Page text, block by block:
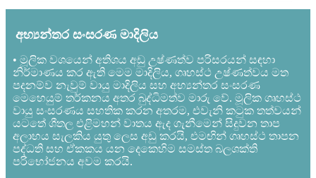
අභ්‍යන්තර සංසරණ මාදිලිය
• මූලික වශයෙන් අතිශය අඩු උෂ්ණත්ව පරිසරයන් සඳහා
නිර්මාණය කර ඇති මෙම මාදිලිය, ගෘහස්ථ උෂ්ණත්වය මත
පදනම්ව නැවුම් වායු මාදිලිය සහ අභ්‍යන්තර සංසරණ
මෙහෙයුම් තර්කනය අතර බුද්ධිමත්ව මාරු වේ. මූලික ගෘහස්ථ
වායු සංසරණය සහතික කරන අතරම, එවැනි කටුක තත්වයන්
යටතේ ශීතල එළිමහන් වාතය ඇද ගැනීමෙන් සිදුවන තාප
අලාභය සැලකිය යුතු ලෙස අඩු කරයි, එමඟින් ගෘහස්ථ තාපන
පද්ධති සහ ඒකකය යන දෙකෙහිම සමස්ත බලශක්ති
පරිභෝජනය අවම කරයි.